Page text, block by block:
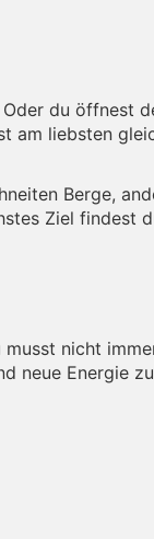
du öffnest
am liebsten
Berge,
Ziel findest
nicht
neue Energie